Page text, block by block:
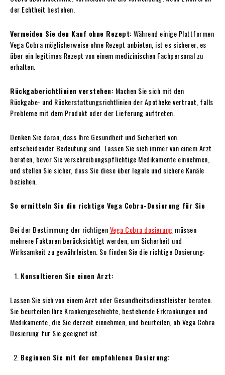
der Echtheit bestehen.
Vermeiden Sie den Kauf ohne Rezept:Während einige Plattformen
Vega Cobra möglicherweise ohne Rezept anbieten, ist es sicherer, es
über ein legitimes Rezept von einem medizinischen Fachpersonal zu
erhalten.
Rückgaberichtlinien verstehen: Machen Sie sich mit den
Rückgabe- und Rückerstattungsrichtlinien der Apotheke vertraut, falls
Probleme mit dem Produkt oder der Lieferung auftreten.
Denken Sie daran, dass Ihre Gesundheit und Sicherheit von
entscheidender Bedeutung sind. Lassen Sie sich immer von einem Arzt
beraten, bevor Sie verschreibungspflichtige Medikamente einnehmen,
und stellen Sie sicher, dass Sie diese über legale und sichere Kanäle
beziehen.
So ermitteln Sie die richtige Vega Cobra-Dosierung für Sie
Bei der Bestimmung der richtigenVega Cobra dosierung müssen
mehrere Faktoren berücksichtigt werden, um Sicherheit und
Wirksamkeit zu gewährleisten. So finden Sie die richtige Dosierung:
Konsultieren Sie einen Arzt:
Lassen Sie sich von einem Arzt oder Gesundheitsdienstleister beraten.
Sie beurteilen Ihre Krankengeschichte, bestehende Erkrankungen und
Medikamente, die Sie derzeit einnehmen, und beurteilen, ob Vega Cobra
Dosierung für Sie geeignet ist.
Beginnen Sie mit der empfohlenen Dosierung: